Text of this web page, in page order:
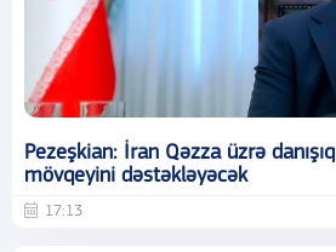
Pezeşkian: İran Qəzza üzrə
mövqeyini dəstəkləyəcək
17:13